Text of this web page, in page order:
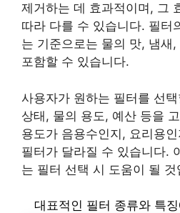
제거하는 데 효과적이며, 그
따라 다를 수 있습니다. 필터
는 기준으로는 물의 맛, 냄새
포함할 수 있습니다.
사용자가 원하는 필터를 선
상태, 물의 용도, 예산 등을
용도가 음용수인지, 요리용
필터가 달라질 수 있습니다.
는 필터 선택 시 도움이 될 것
대표적인 필터 종류와 특